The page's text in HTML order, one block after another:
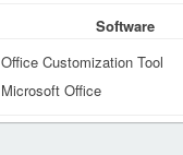
Software
Office Customization Tool
Microsoft Office